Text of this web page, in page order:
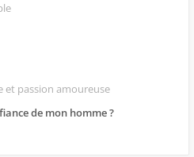
et passion amoureuse
de mon homme ?